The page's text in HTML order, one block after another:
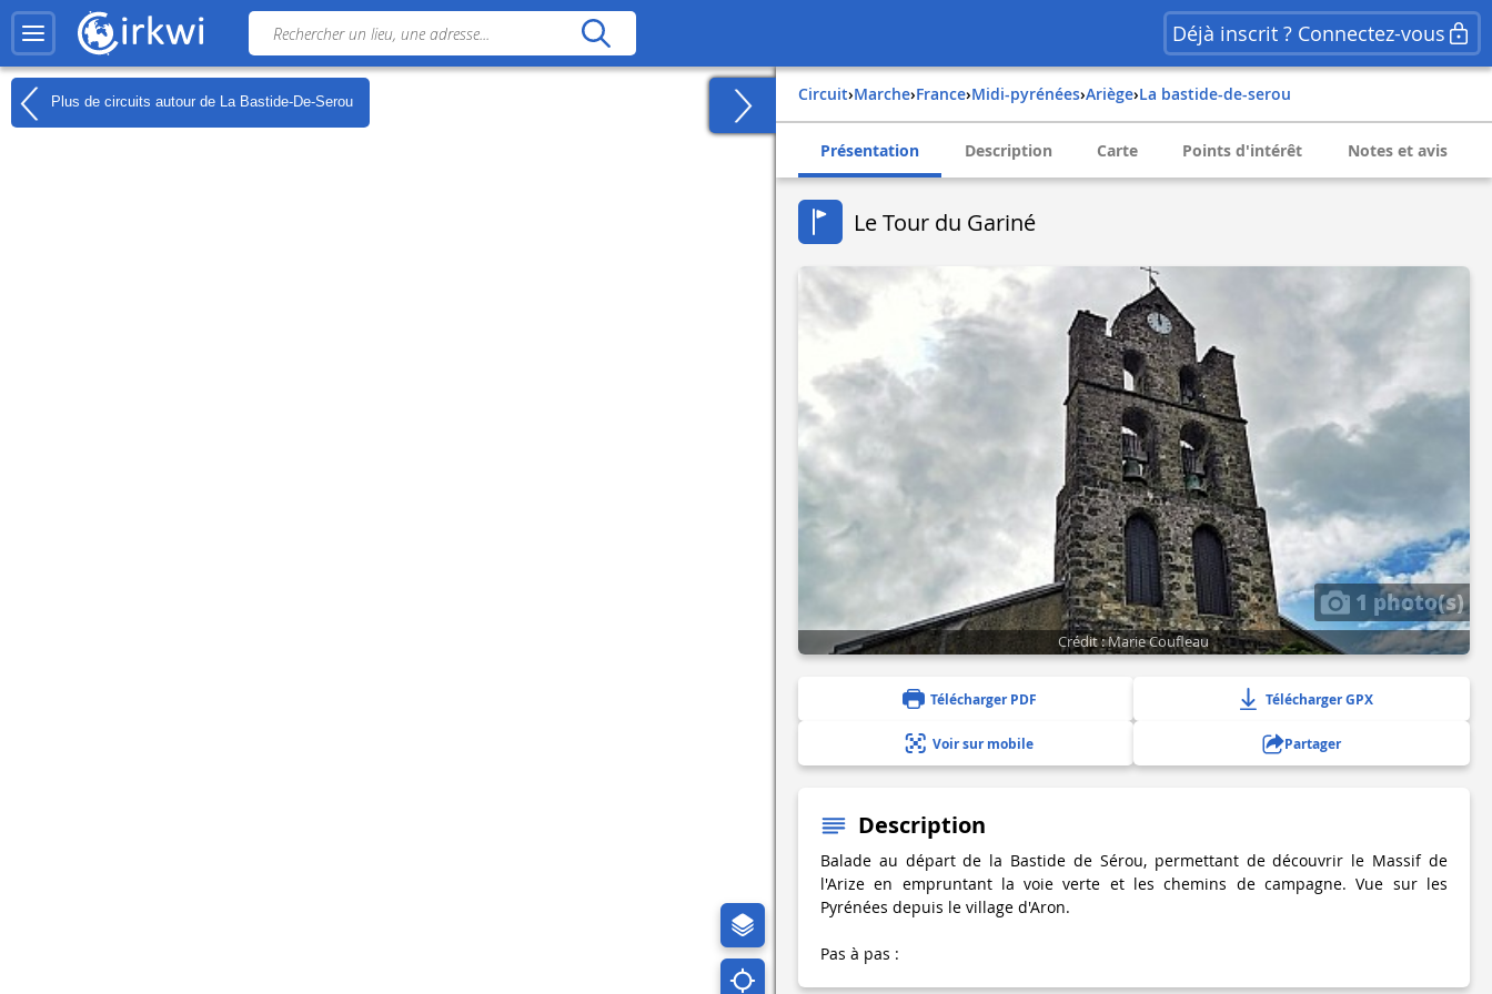
Déjà inscrit ? Connectez-vous
Plus de circuits autour de La Bastide-De-Serou Circuit› Marche› france› midi-pyrénées› ariège› la bastide-de-serou
Présentation Description Carte Points d'intérêt Notes et avis
Le Tour du Gariné
1 photo(s)
Crédit : Marie Coufleau
Télécharger PDF Télécharger GPX
Voir sur mobile Partager
Description
Balade au départ de la Bastide de Sérou, permettant de découvrir le Massif de
l'Arize en empruntant la voie verte et les chemins de campagne. Vue sur les
Pyrénées depuis le village d'Aron.
Pas à pas :